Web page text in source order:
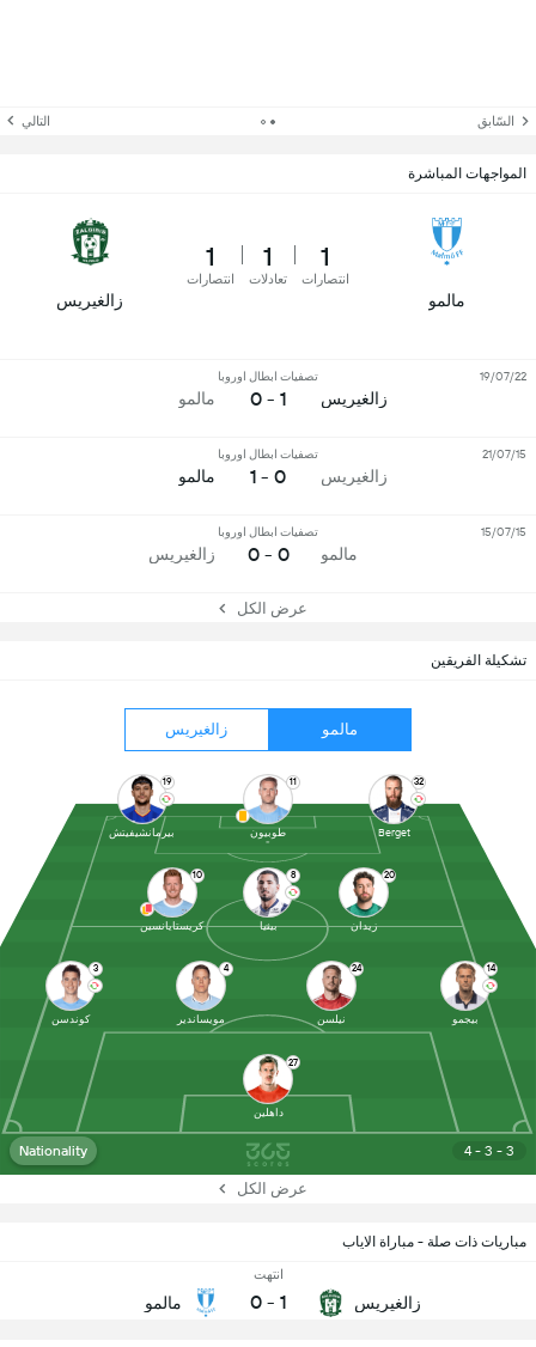
مباريات ذات صلة - مباراة الاياب
زالغيريس
انتهت
1
-
0 مالمو
تشكيلة الفريقين
مالمو زالغيريس
4 - 3 - 3
Nationality
27
داهلين
3
كوندسن
4
مويساندير
24
نيلسن
14
بيجمو
10
كريستايانسين
8
بينيا
20
زيدان
19
بيرمانشيفيتش
11
طوبيون
32
Berget
عرض الكل
السّابق التالي
المواجهات المباشرة
مالمو
1
انتصارات
1
تعادلات
1
انتصارات
زالغيريس
زالغيريس
تصفيات ابطال اوروبا
1 - 0 مالمو
19/07/22
زالغيريس
تصفيات ابطال اوروبا
0 - 1 مالمو
21/07/15
مالمو
تصفيات ابطال اوروبا
0 - 0 زالغيريس
15/07/15
عرض الكل